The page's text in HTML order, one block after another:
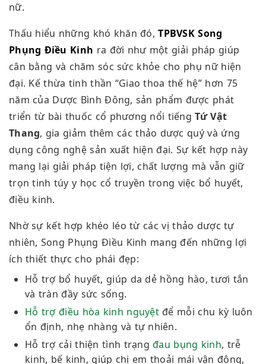
nữ.
Thấu hiểu những khó khăn đó,TPBVSK Song
Phụng Điều Kinh ra đời như một giải pháp giúp
cân bằng và chăm sóc sức khỏe cho phụ nữ hiện
đại. Kế thừa tinh thần “Giao thoa thế hệ” hơn 75
năm của Dược Bình Đông, sản phẩm được phát
triển từ bài thuốc cổ phương nổi tiếngTứ Vật
Thang, gia giảm thêm các thảo dược quý và ứng
dụng công nghệ sản xuất hiện đại. Sự kết hợp này
mang lại giải pháp tiện lợi, chất lượng mà vẫn giữ
trọn tinh túy y học cổ truyền trong việc bổ huyết,
điều kinh.
Nhờ sự kết hợp khéo léo từ các vị thảo dược tự
nhiên, Song Phụng Điều Kinh mang đến những lợi
ích thiết thực cho phái đẹp:
Hỗ trợ bổ huyết, giúp da dẻ hồng hào, tươi tắn
và tràn đầy sức sống.
Hỗ trợ điều hòa kinh nguyệtđể mỗi chu kỳ luôn
ổn định, nhẹ nhàng và tự nhiên.
Hỗ trợ cải thiện tình trạngđau bụng kinh, trễ
kinh, bế kinh, giúp chị em thoải mái vận động,